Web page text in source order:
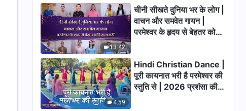
10:20
परमेश्वर के दैनिक वचन : जीवन में प्रवेश |
अंश 456
9:26
परमेश्वर के दैनिक वचन : जीवन में प्रवेश |
अंश 457
13:42
चीनी सीखते दुनिया भर के लोग |
वाचन और समवेत गायन |
परमेश्वर के हृदय से बेहतर कोई
4:59
Hindi Christian Dance |
पूरी कायनात भरी है परमेश्वर की
स्तुति से | 2026 प्रशंसा की